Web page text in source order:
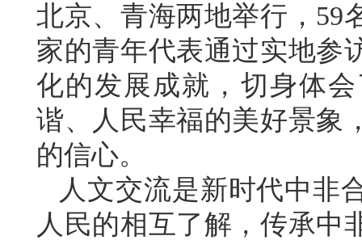
北京、青海两地举行，59
家的青年代表通过实地参
化的发展成就，切身体
谐、人民幸福的美好景象
的信心。
人文交流是新时代中非
人民的相互了解，传承中